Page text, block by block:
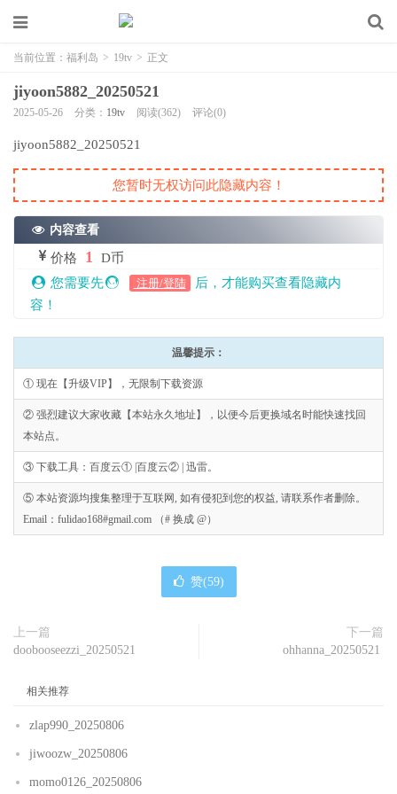
当前位置： 福利岛 > 19tv > 正文
jiyoon5882_20250521
2025-05-26 分类： 19tv 阅读(362) 评论(0)
jiyoon5882_20250521
您暂时无权访问此隐藏内容！
内容查看
价格 1
D币
您需要先
注册/登陆
后，才能购买查看隐藏内
容！
温馨提示：
① 现在【升级VIP】，无限制下载资源
② 强烈建议大家收藏【本站永久地址】，以便今后更换域名时能快速找回
本站点。
③ 下载工具：百度云① |百度云② | 迅雷。
⑤ 本站资源均搜集整理于互联网, 如有侵犯到您的权益, 请联系作者删除。
Email：fulidao168#gmail.com （# 换成 @）
赞(59)
上一篇
doobooseezzi_20250521
下一篇
ohhanna_20250521
相关推荐
zlap990_20250806
jiwoozw_20250806
momo0126_20250806